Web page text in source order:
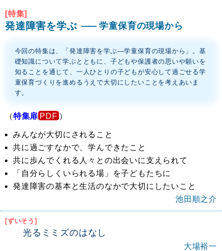
[特集]
発達障害を学ぶ 学童保育の現場から
今回の特集は、「発達障害を学ぶ―学童保育の現場から」。基
礎知識について学ぶとともに、子どもや保護者の思いや願いを
知ることを通じて、一人ひとりの子どもが安心して過ごせる学
童保育づくりを進めるうえで大切にしたいことを考えあいま
す。
（特集扉 ）
みんなが大切にされること
共に過ごすなかで、学んできたこと
共に歩んでくれる人々との出会いに支えられて
「自分らしくいられる場」を子どもたちに
発達障害の基本と生活のなかで大切にしたいこと
池田順之介
[ずいそう]
光るミミズのはなし
大場裕一